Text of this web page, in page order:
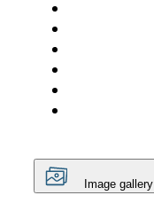
Image gallery